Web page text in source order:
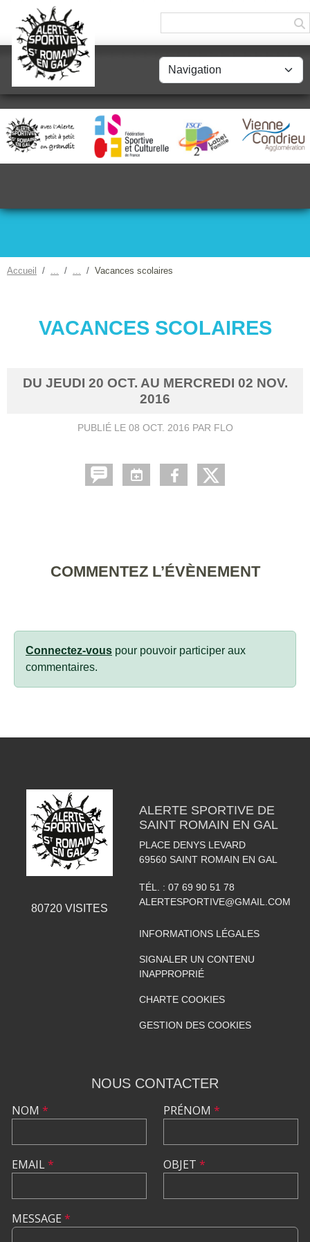
Accueil Vacances scolaires
VACANCES SCOLAIRES
DU JEUDI 20 OCT. AU MERCREDI 02 NOV.
2016
PUBLIÉ LE 08 OCT. 2016 PAR FLO
COMMENTEZ L’ÉVÈNEMENT
Connectez-vous pour pouvoir participer aux
commentaires.
80720VISITES
ALERTE SPORTIVE DE
SAINT ROMAIN EN GAL
PLACE DENYS LEVARD
69560 SAINT ROMAIN EN GAL
TÉL. : 07 69 90 51 78
ALERTESPORTIVE@GMAIL.COM
INFORMATIONS LÉGALES
SIGNALER UN CONTENU
INAPPROPRIÉ
CHARTE COOKIES
GESTION DES COOKIES
NOUS CONTACTER
NOM *
EMAIL*
PRÉNOM *
OBJET *
MESSAGE *
Panneau de gestion des cookies